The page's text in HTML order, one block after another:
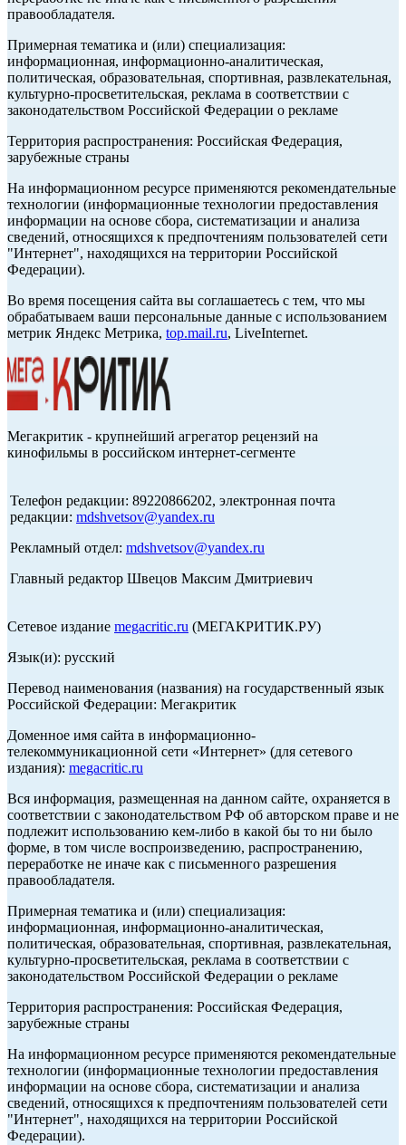
правообладателя.
Примерная тематика и (или) специализация:
информационная, информационно-аналитическая,
политическая, образовательная, спортивная, развлекательная,
культурно-просветительская, реклама в соответствии с
законодательством Российской Федерации о рекламе
Территория распространения: Российская Федерация,
зарубежные страны
На информационном ресурсе применяются рекомендательные
технологии (информационные технологии предоставления
информации на основе сбора, систематизации и анализа
сведений, относящихся к предпочтениям пользователей сети
"Интернет", находящихся на территории Российской
Федерации).
Во время посещения сайта вы соглашаетесь с тем, что мы
обрабатываем ваши персональные данные с использованием
метрик Яндекс Метрика, top.mail.ru, LiveInternet.
Мегакритик - крупнейший агрегатор рецензий на
кинофильмы в российском интернет-сегменте
Телефон редакции: 89220866202, электронная почта
редакции: mdshvetsov@yandex.ru
Рекламный отдел: mdshvetsov@yandex.ru
Главный редактор Швецов Максим Дмитриевич
Сетевое издание megacritic.ru (МЕГАКРИТИК.РУ)
Язык(и): русский
Перевод наименования (названия) на государственный язык
Российской Федерации: Мегакритик
Доменное имя сайта в информационно-
телекоммуникационной сети «Интернет» (для сетевого
издания): megacritic.ru
Вся информация, размещенная на данном сайте, охраняется в
соответствии с законодательством РФ об авторском праве и не
подлежит использованию кем-либо в какой бы то ни было
форме, в том числе воспроизведению, распространению,
переработке не иначе как с письменного разрешения
правообладателя.
Примерная тематика и (или) специализация:
информационная, информационно-аналитическая,
политическая, образовательная, спортивная, развлекательная,
культурно-просветительская, реклама в соответствии с
законодательством Российской Федерации о рекламе
Территория распространения: Российская Федерация,
зарубежные страны
На информационном ресурсе применяются рекомендательные
технологии (информационные технологии предоставления
информации на основе сбора, систематизации и анализа
сведений, относящихся к предпочтениям пользователей сети
"Интернет", находящихся на территории Российской
Федерации).